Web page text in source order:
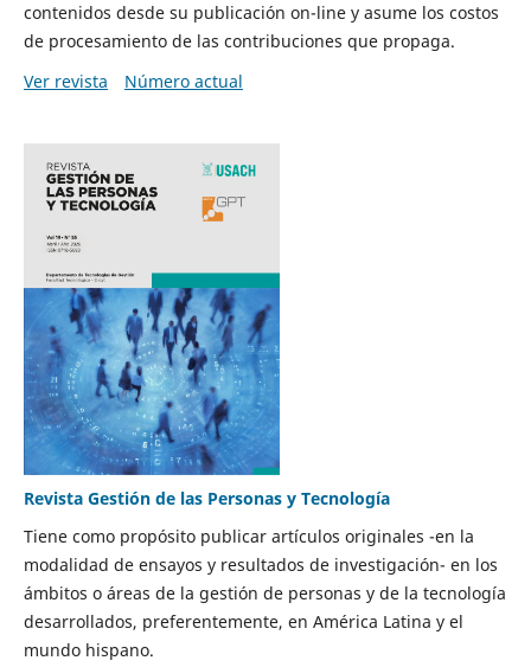
contenidos desde su publicación on-line y asume los costos
de procesamiento de las contribuciones que propaga.
Ver revista
Número actual
Revista Gestión de las Personas y Tecnología
Tiene como propósito publicar artículos originales -en la
modalidad de ensayos y resultados de investigación- en los
ámbitos o áreas de la gestión de personas y de la tecnología
desarrollados, preferentemente, en América Latina y el
mundo hispano.